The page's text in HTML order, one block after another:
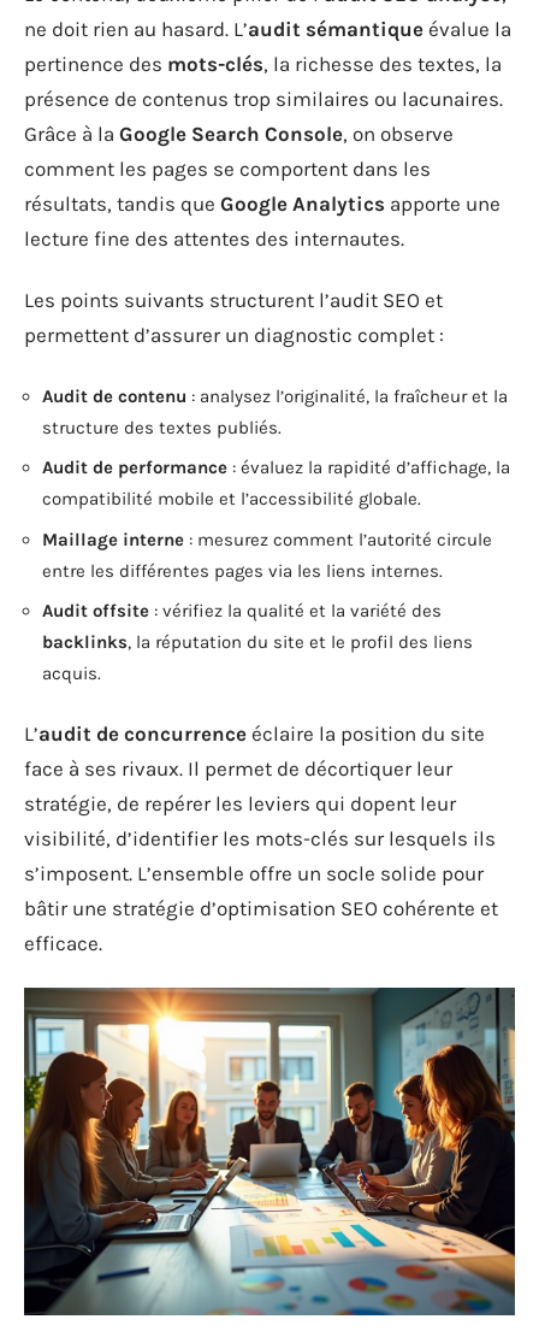
ne doit rien au hasard. L’audit sémantique évalue la
pertinence des mots-clés, la richesse des textes, la
présence de contenus trop similaires ou lacunaires.
Grâce à la Google Search Console, on observe
comment les pages se comportent dans les
résultats, tandis que Google Analytics apporte une
lecture fine des attentes des internautes.
Les points suivants structurent l’audit SEO et
permettent d’assurer un diagnostic complet :
Audit de contenu : analysez l’originalité, la fraîcheur et la
structure des textes publiés.
Audit de performance : évaluez la rapidité d’affichage, la
compatibilité mobile et l’accessibilité globale.
Maillage interne : mesurez comment l’autorité circule
entre les différentes pages via les liens internes.
Audit offsite : vérifiez la qualité et la variété des
backlinks, la réputation du site et le profil des liens
acquis.
L’audit de concurrence éclaire la position du site
face à ses rivaux. Il permet de décortiquer leur
stratégie, de repérer les leviers qui dopent leur
visibilité, d’identifier les mots-clés sur lesquels ils
s’imposent. L’ensemble offre un socle solide pour
bâtir une stratégie d’optimisation SEO cohérente et
efficace.